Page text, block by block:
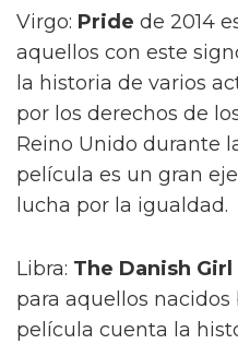
Virgo: Pride de 2014
aquellos con este
la historia de varios
por los derechos de
Reino Unido durante
película es un gran
lucha por la igualdad.
Libra: The Danish Girl
para aquellos nacidos
película cuenta la